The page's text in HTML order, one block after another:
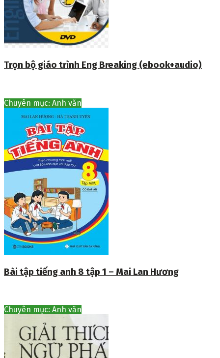
Trọn bộ giáo trình Eng Breaking (ebook+audio)
Chuyên mục: Anh văn
Bài tập tiếng anh 8 tập 1 – Mai Lan Hương
Chuyên mục: Anh văn